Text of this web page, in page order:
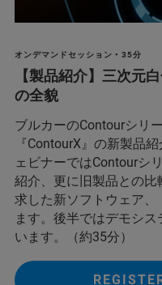
オンデマンドセッション • 35分
【製品紹介】三次元
の全貌
ブルカーのContourシリ
『ContourX』の新製品
ェビナーではContourシ
紹介、更に旧製品との
求した新ソフトウェア
ます。後半ではデモシ
います。（約35分）